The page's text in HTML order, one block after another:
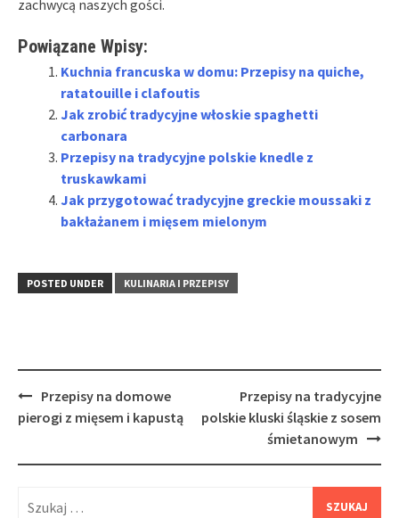
zachwycą naszych gości.
Powiązane Wpisy:
Kuchnia francuska w domu: Przepisy na quiche,
ratatouille i clafoutis
Jak zrobić tradycyjne włoskie spaghetti
carbonara
Przepisy na tradycyjne polskie knedle z
truskawkami
Jak przygotować tradycyjne greckie moussaki z
bakłażanem i mięsem mielonym
POSTED UNDER KULINARIA I PRZEPISY
Post
navigation
Przepisy na domowe
pierogi z mięsem i kapustą
Przepisy na tradycyjne
polskie kluski śląskie z sosem
śmietanowym